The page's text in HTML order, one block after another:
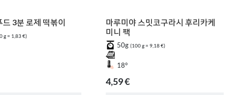
드 3분 로제 떡볶이
g = 1,83 €)
마루미야 스밋코구라시 후리카케
미니 팩
50g (100 g = 9,18 €)
18°
4,59 €